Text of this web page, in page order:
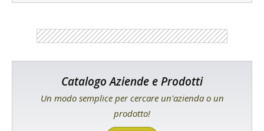
Catalogo Aziende e Prodotti
Un modo semplice per cercare un'azienda o un
prodotto!